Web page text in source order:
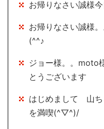
お帰りなさい誠様
お帰りなさい誠様
(^^♪
ジョー様。。moto
とうございます
はじめまして 山
を満喫(^▽^)/